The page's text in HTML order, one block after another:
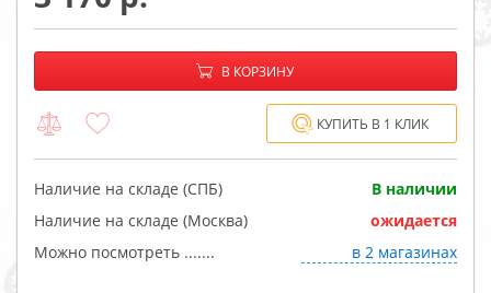
−
В КОРЗИНУ
КУПИТЬ В 1 КЛИК
Наличие на складе (СПБ)
В наличии
Наличие на складе (Москва)
ожидается
Можно посмотреть .......
в 2 магазинах